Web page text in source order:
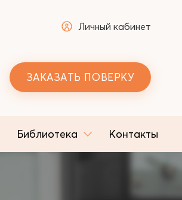
Личный кабинет
ЗАКАЗАТЬ ПОВЕРКУ
Библиотека Контакты